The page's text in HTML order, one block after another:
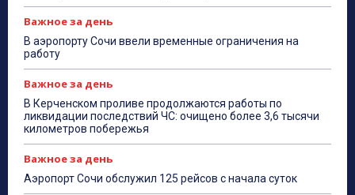
Важное за день
В аэропорту Сочи ввели временные ограничения на
работу
Важное за день
В Керченском проливе продолжаются работы по
ликвидации последствий ЧС: очищено более 3,6 тысячи
километров побережья
Важное за день
Аэропорт Сочи обслужил 125 рейсов с начала суток